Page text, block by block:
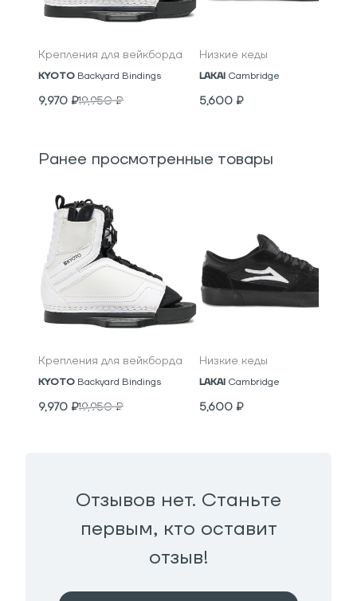
Крепления для вейкборда
KYOTO Backyard Bindings
9,970 ₽19,950₽
Низкие кеды
LAKAI Cambridge
5,600 ₽
Ранее просмотренные товары
Крепления для вейкборда
KYOTO Backyard Bindings
9,970 ₽19,950₽
Низкие кеды
LAKAI Cambridge
5,600 ₽
Отзывов нет. Станьте
первым, кто оставит
отзыв!